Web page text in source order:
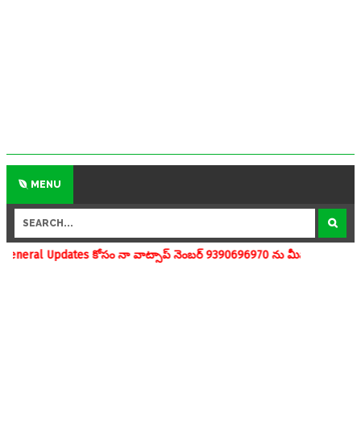
MENU
కోసం నా వాట్సాప్ నెంబర్ 9390696970 ను మీవాట్సాప్ గ్రూపులో add చేయగలరు